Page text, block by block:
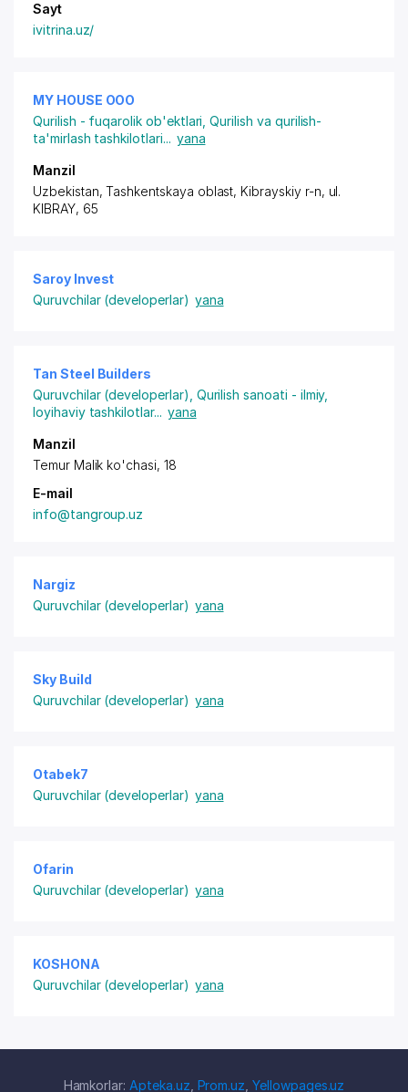
Sayt
ivitrina.uz/
MY HOUSE ООО
Qurilish - fuqarolik ob'ektlari ,Qurilish va qurilish-
ta'mirlash tashkilotlari... yana
Manzil
Uzbekistan, Tashkentskaya oblast, Kibrayskiy r-n, ul.
KIBRAY, 65
Saroy Invest
Quruvchilar (developerlar) yana
Tan Steel Builders
Quruvchilar (developerlar) Qurilish sanoati - ilmiy,
loyihaviy tashkilotlar... yana
Manzil
Temur Malik ko'chasi, 18
E-mail
info@tangroup.uz
Nargiz
Quruvchilar (developerlar) yana
Sky Build
Quruvchilar (developerlar) yana
Otabek7
Quruvchilar (developerlar) yana
Ofarin
Quruvchilar (developerlar) yana
KOSHONA
Quruvchilar (developerlar) yana
Hamkorlar: Apteka.uz Prom.uz ,Yellowpages.uz